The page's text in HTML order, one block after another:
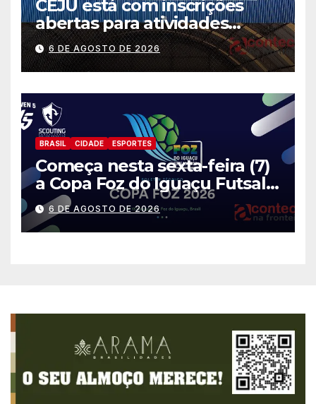
CEJU está com inscrições
abertas para atividades
gratuitas
6 DE AGOSTO DE 2026
BRASIL CIDADE ESPORTES
Começa nesta sexta-feira (7)
a Copa Foz do Iguaçu Futsal
2026 com equipes de quatro
países
6 DE AGOSTO DE 2026